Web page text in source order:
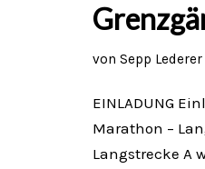
von Sepp Lederer
EINLADUNG
Marathon –
Langstrecke A